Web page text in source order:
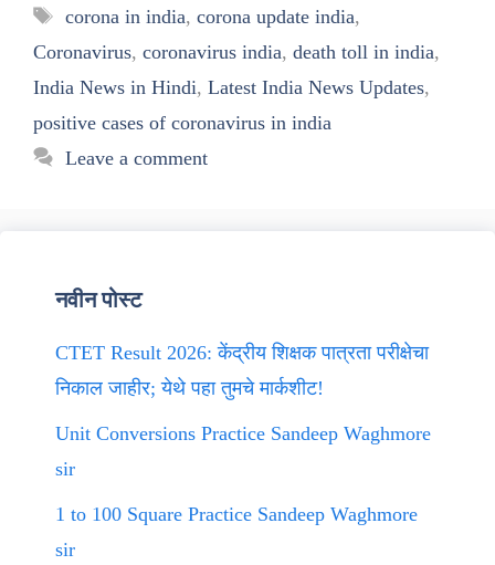
Tags
corona in india, corona update india,
Coronavirus, coronavirus india, death toll in india,
India News in Hindi, Latest India News Updates,
positive cases of coronavirus in india
Leave a comment
नवीन पोस्ट
CTET Result 2026: केंद्रीय शिक्षक पात्रता परीक्षेचा
निकाल जाहीर; येथे पहा तुमचे मार्कशीट!
Unit Conversions Practice Sandeep Waghmore
sir
1 to 100 Square Practice Sandeep Waghmore
sir